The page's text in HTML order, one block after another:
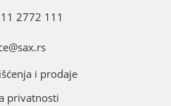
2772 111
i prodaje
privatnosti